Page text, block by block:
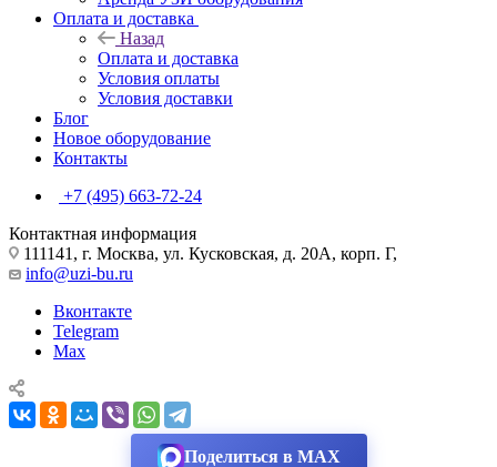
Оплата и доставка
Назад
Оплата и доставка
Условия оплаты
Условия доставки
Блог
Новое оборудование
Контакты
+7 (495) 663-72-24
Контактная информация
111141, г. Москва, ул. Кусковская, д. 20А, корп. Г,
info@uzi-bu.ru
Вконтакте
Telegram
Max
Поделиться в MAX